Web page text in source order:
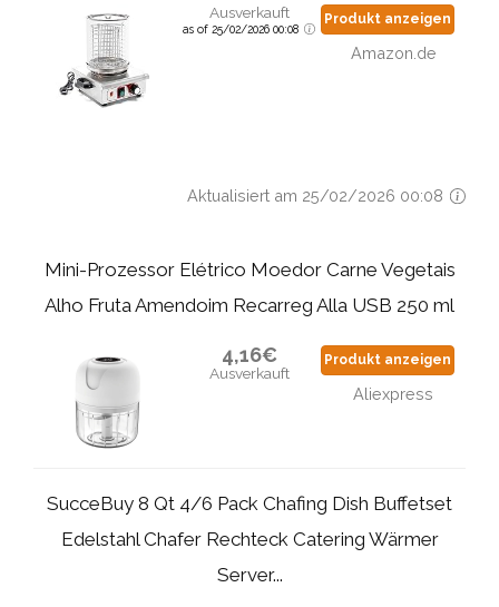
Ausverkauft
as of 25/02/2026 00:08
Produkt anzeigen
Amazon.de
Aktualisiert am 25/02/2026 00:08
Mini-Prozessor Elétrico Moedor Carne Vegetais
Alho Fruta Amendoim Recarreg Alla USB 250 ml
4,16€
Ausverkauft
Produkt anzeigen
Aliexpress
SucceBuy 8 Qt 4/6 Pack Chafing Dish Buffetset
Edelstahl Chafer Rechteck Catering Wärmer
Server...